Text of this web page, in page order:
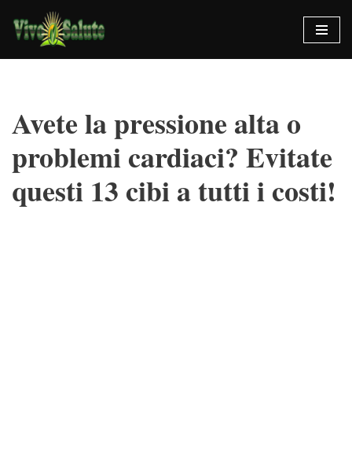
Vai
al
Avete la pressione alta o
problemi cardiaci? Evitate
questi 13 cibi a tutti i costi!